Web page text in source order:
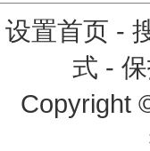
设置首页 -
式 -
Copyright